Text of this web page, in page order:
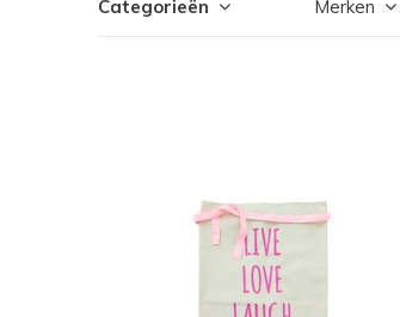
Categorieën Merken